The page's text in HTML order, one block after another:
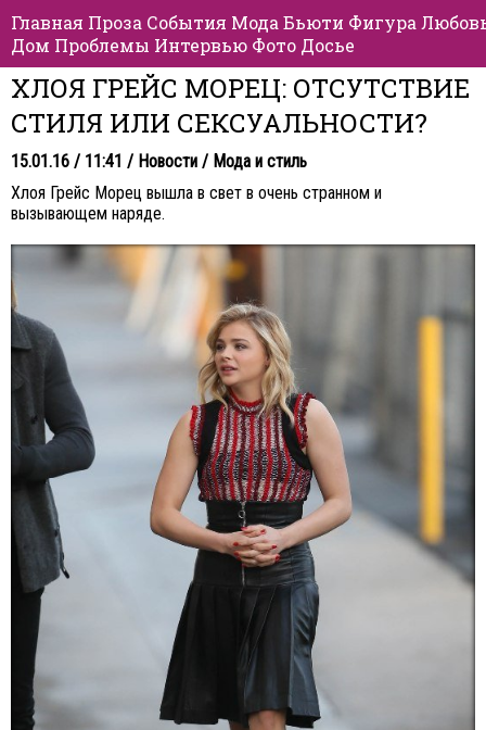
Главная Проза События Мода Бьюти Фигура
Дом Проблемы Интервью Фото Досье
ХЛОЯ ГРЕЙС МОРЕЦ: ОТСУТСТВИЕ
СТИЛЯ ИЛИ СЕКСУАЛЬНОСТИ?
15.01.16 / 11:41 / Новости / Мода и стиль
Хлоя Грейс Морец вышла в свет в очень странном и
вызывающем наряде.